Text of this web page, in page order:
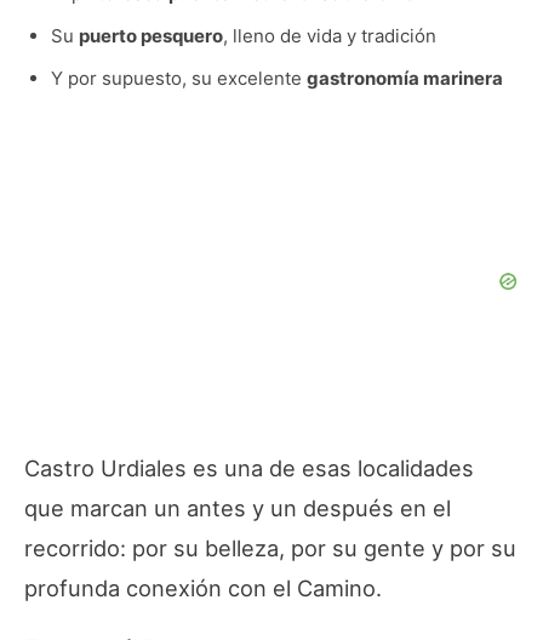
Su puerto pesquero, lleno de vida y tradición
Y por supuesto, su excelente gastronomía marinera
Castro Urdiales es una de esas localidades
que marcan un antes y un después en el
recorrido: por su belleza, por su gente y por su
profunda conexión con el Camino.